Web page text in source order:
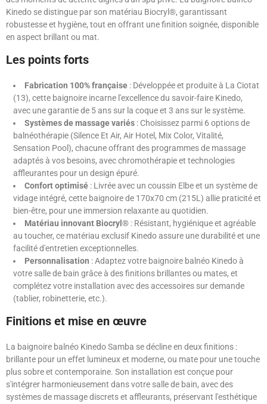
Kinedo se distingue par son matériau Biocryl®, garantissant
robustesse et hygiène, tout en offrant une finition soignée, disponible
en aspect brillant ou mat.
Les points forts
Fabrication 100% française : Développée et produite à La Ciotat
(13), cette baignoire incarne l'excellence du savoir-faire Kinedo,
avec une garantie de 5 ans sur la coque et 3 ans sur le système.
Systèmes de massage variés : Choisissez parmi 6 options de
balnéothérapie (Silence Et Air, Air Hotel, Mix Color, Vitalité,
Sensation Pool), chacune offrant des programmes de massage
adaptés à vos besoins, avec chromothérapie et technologies
affleurantes pour un design épuré.
Confort optimisé : Livrée avec un coussin Elbe et un système de
vidage intégré, cette baignoire de 170x70 cm (215L) allie praticité et
bien-être, pour une immersion relaxante au quotidien.
Matériau innovant Biocryl® : Résistant, hygiénique et agréable
au toucher, ce matériau exclusif Kinedo assure une durabilité et une
facilité d'entretien exceptionnelles.
Personnalisation : Adaptez votre baignoire balnéo Kinedo à
votre salle de bain grâce à des finitions brillantes ou mates, et
complétez votre installation avec des accessoires sur demande
(tablier, robinetterie, etc.).
Finitions et mise en œuvre
La baignoire balnéo Kinedo Samba se décline en deux finitions :
brillante pour un effet lumineux et moderne, ou mate pour une touche
plus sobre et contemporaine. Son installation est conçue pour
s'intégrer harmonieusement dans votre salle de bain, avec des
systèmes de massage discrets et affleurants, préservant l'esthétique